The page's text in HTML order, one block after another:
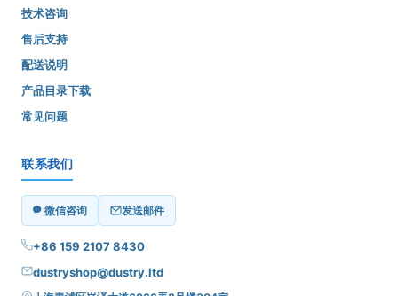
技术咨询
售后支持
配送说明
产品目录下载
常见问题
联系我们
微信咨询 发送邮件
+86 159 2107 8430
dustryshop@dustry.ltd